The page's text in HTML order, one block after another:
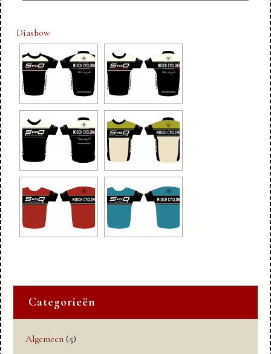
Diashow
Categorieën
Algemeen (5)